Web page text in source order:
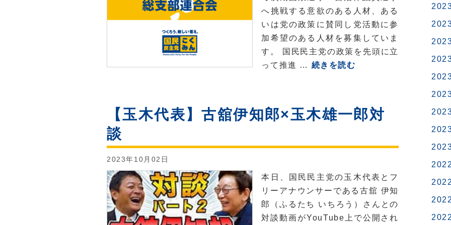
括
質
疑
て
み
ま
せ
へ挑戦する意欲のある人材、ある
いは党の政策に賛同し党活動に参
加希望のある人材を募集していま
す。 国民民主党の政策を先頭に立
って推進 … 続きを読む
た
れ！
補
人
材
ス
タ
【玉木代表】古舘伊知郎×玉木雄一郎対
談
2023年10月02日
本日、国民民主党の玉木代表とフ
リーアナウンサーである古舘󠄁 伊知
郎（ふるたち いちろう）さんとの
対談動画がYouTube上で公開され